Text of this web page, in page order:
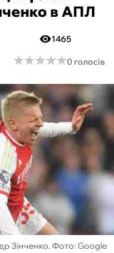
в АПЛ
1465
★★★★★
★★★★★0 голосів
Зінченко. Фото: Google